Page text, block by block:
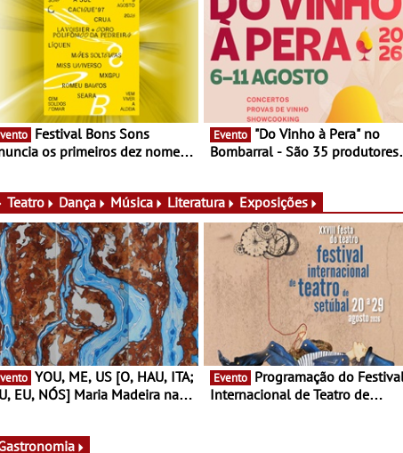
os primeiros dez nomes
Evento
Bombarral - São 35 produtores,
Teatro Dança Música Literatura Exposições
EU, NÓS] Maria Madeira na
Evento
Internacional de Teatro de